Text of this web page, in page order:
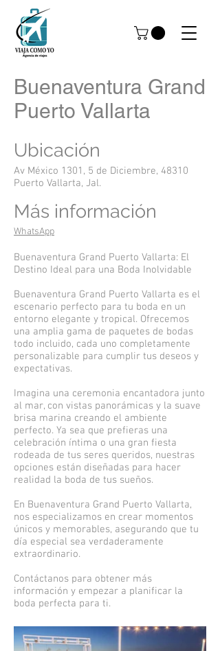
Buenaventura Grand
Puerto Vallarta
Ubicación
Av México 1301, 5 de Diciembre, 48310
Puerto Vallarta, Jal.
Más información
WhatsApp
Buenaventura Grand Puerto Vallarta: El
Destino Ideal para una Boda Inolvidable
Buenaventura Grand Puerto Vallarta es el
escenario perfecto para tu boda en un
entorno elegante y tropical. Ofrecemos
una amplia gama de paquetes de bodas
todo incluido, cada uno completamente
personalizable para cumplir tus deseos y
expectativas.
Imagina una ceremonia encantadora junto
al mar, con vistas panorámicas y la suave
brisa marina creando el ambiente
perfecto. Ya sea que prefieras una
celebración íntima o una gran fiesta
rodeada de tus seres queridos, nuestras
opciones están diseñadas para hacer
realidad la boda de tus sueños.
En Buenaventura Grand Puerto Vallarta,
nos especializamos en crear momentos
únicos y memorables, asegurando que tu
día especial sea verdaderamente
extraordinario.
Contáctanos para obtener más
información y empezar a planificar la
boda perfecta para ti.